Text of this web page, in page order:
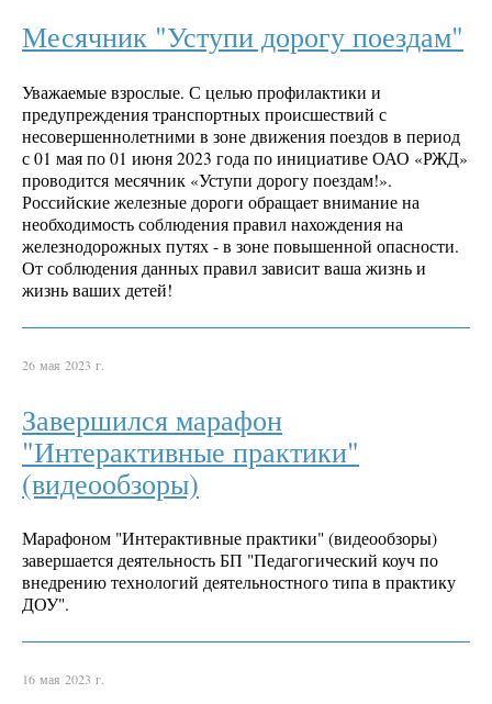
Месячник "Уступи дорогу поездам"
Уважаемые взрослые. С целью профилактики и
предупреждения транспортных происшествий с
несовершеннолетними в зоне движения поездов в период
с 01 мая по 01 июня 2023 года по инициативе ОАО «РЖД»
проводится месячник «Уступи дорогу поездам!».
Российские железные дороги обращает внимание на
необходимость соблюдения правил нахождения на
железнодорожных путях - в зоне повышенной опасности.
От соблюдения данных правил зависит ваша жизнь и
жизнь ваших детей!
26 мая 2023 г.
Завершился марафон
"Интерактивные практики"
(видеообзоры)
Марафоном "Интерактивные практики" (видеообзоры)
завершается деятельность БП "Педагогический коуч по
внедрению технологий деятельностного типа в практику
ДОУ".
16 мая 2023 г.